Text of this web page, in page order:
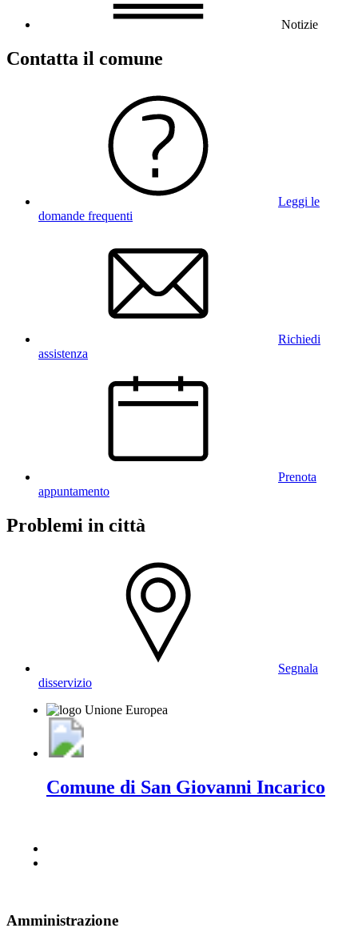
Notizie
Contatta il comune
Leggi le
domande frequenti
Richiedi
assistenza
Prenota
appuntamento
Problemi in città
Segnala
disservizio
Comune di San Giovanni Incarico
Amministrazione